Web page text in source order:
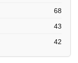
68
43
42